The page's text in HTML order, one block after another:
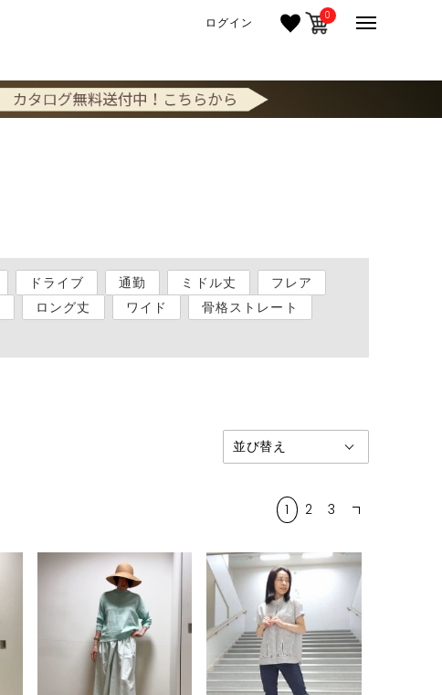
ログイン 0
ドライブ 通勤 ミドル丈
フレア
ロング丈 ワイド
骨格ストレート
1 2 3